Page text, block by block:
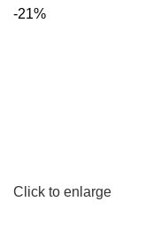
-21%
Click to enlarge